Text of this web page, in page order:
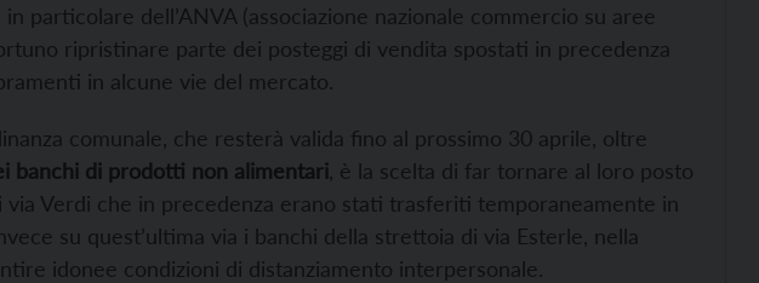
particolare dell’ANVA (associazione nazionale commercio su aree
ripristinare parte dei posteggi di vendita spostati in precedenza
in alcune vie del mercato.
comunale, che resterà valida fino al prossimo 30 aprile, oltre
banchi di prodotti non alimentari , è la scelta di far tornare al loro posto
via Verdi che in precedenza erano stati trasferiti temporaneamente in
su quest’ultima via i banchi della strettoia di via Esterle, nella
idonee condizioni di distanziamento interpersonale.